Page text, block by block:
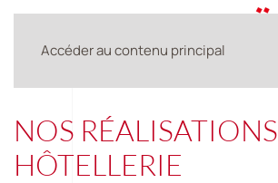
Accéder au contenu principal
NOS RÉALISATIONS
HÔTELLERIE